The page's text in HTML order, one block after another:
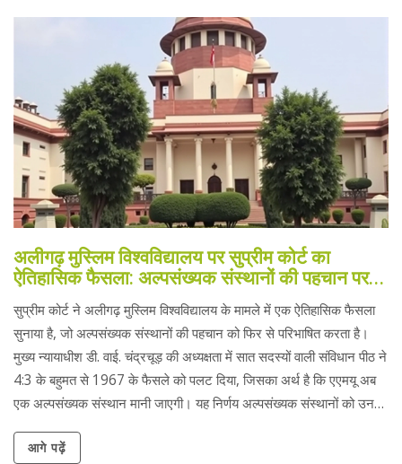
अलीगढ़ मुस्लिम विश्वविद्यालय पर सुप्रीम कोर्ट का
ऐतिहासिक फैसला: अल्पसंख्यक संस्थानों की पहचान पर
अहम कदम
सुप्रीम कोर्ट ने अलीगढ़ मुस्लिम विश्वविद्यालय के मामले में एक ऐतिहासिक फैसला
सुनाया है, जो अल्पसंख्यक संस्थानों की पहचान को फिर से परिभाषित करता है।
मुख्य न्यायाधीश डी. वाई. चंद्रचूड़ की अध्यक्षता में सात सदस्यों वाली संविधान पीठ ने
4:3 के बहुमत से 1967 के फैसले को पलट दिया, जिसका अर्थ है कि एएमयू अब
एक अल्पसंख्यक संस्थान मानी जाएगी। यह निर्णय अल्पसंख्यक संस्थानों को उनके
आगे पढ़ें